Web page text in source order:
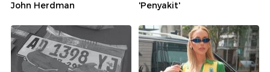
John Herdman
'Penyakit'